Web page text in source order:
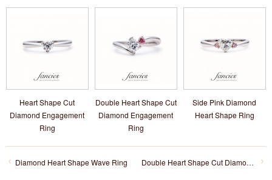
Heart Shape Cut
Diamond Engagement
Ring
Double Heart Shape Cut
Diamond Engagement
Ring
Side Pink Diamond
Heart Shape Ring
Double Heart Shape Cut Diamond Engagement Ring
Diamond Heart Shape Wave Ring